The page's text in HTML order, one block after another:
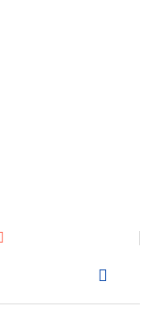
Open Scope
Sanzioni